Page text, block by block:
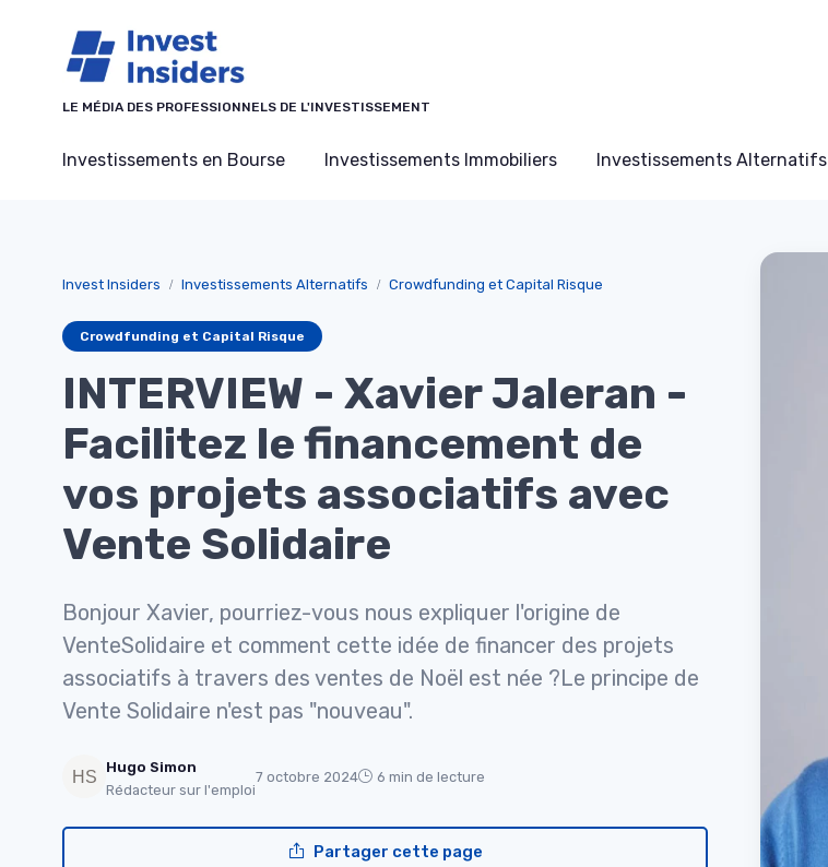
LE MÉDIA DES PROFESSIONNELS DE L'INVESTISSEMENT
Investissements en Bourse Investissements Immobiliers Investissements Alternatifs
Invest Insiders Investissements Alternatifs Crowdfunding et Capital Risque
Crowdfunding et Capital Risque
INTERVIEW - Xavier Jaleran -
Facilitez le financement de
vos projets associatifs avec
Vente Solidaire
Bonjour Xavier, pourriez-vous nous expliquer l'origine de
VenteSolidaire et comment cette idée de financer des projets
associatifs à travers des ventes de Noël est née ?Le principe de
Vente Solidaire n'est pas "nouveau".
Hugo Simon
Rédacteur sur l'emploi
7 octobre 2024 6 min de lecture
Partager cette page